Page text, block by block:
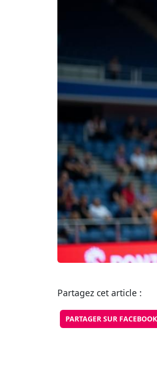
Partagez cet article :
PARTAGER SUR FACEBOOK